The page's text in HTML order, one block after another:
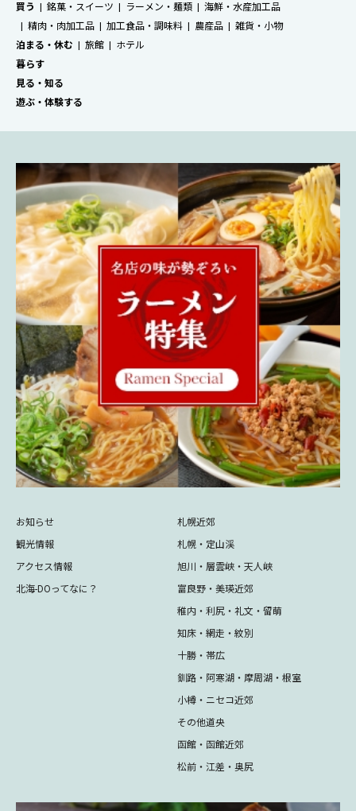
買う
銘菓・スイーツ ラーメン・麺類
海鮮・水産加工品
精肉・肉加工品
加工食品・調味料 農産品
雑貨・小物
泊まる・休む
旅館
ホテル
暮らす
見る・知る
遊ぶ・体験する
お知らせ
観光情報
アクセス情報
北海-DOってなに？
札幌近郊
札幌・定山渓
旭川・層雲峡・天人峡
富良野・美瑛近郊
稚内・利尻・礼文・留萌
知床・網走・紋別
十勝・帯広
釧路・阿寒湖・摩周湖・根室
小樽・ニセコ近郊
その他道央
函館・函館近郊
松前・江差・奥尻